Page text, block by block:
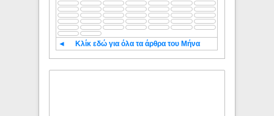
◄ Κλίκ εδώ για όλα τα άρθρα του Μήνα